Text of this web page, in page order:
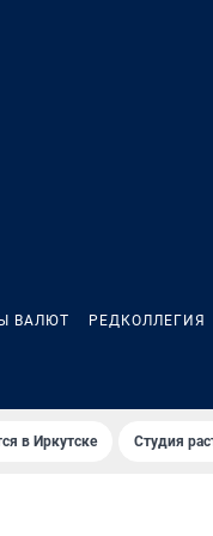
ВАЛЮТ РЕДКОЛЛЕГИЯ
в Иркутске Студия